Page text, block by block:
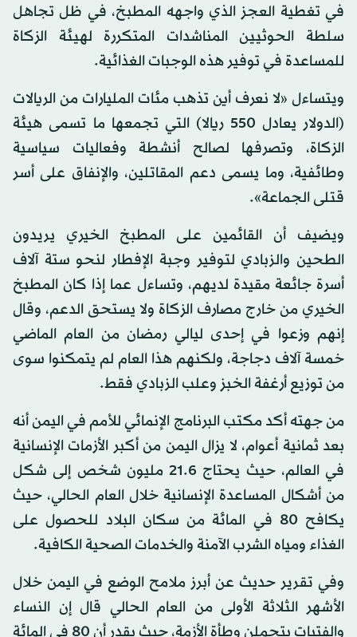
في تغطية العجز الذي واجهه المطبخ، في ظل تجاهل
سلطة الحوثيين المناشدات المتكررة لهيئة الزكاة
للمساعدة في توفير هذه الوجبات الغذائية.
ويتساءل «لا نعرف أين تذهب مئات المليارات من الريالات
(الدولار يعادل 550 ريالا) التي تجمعها ما تسمى هيئة
الزكاة، وتصرفها لصالح أنشطة وفعاليات سياسية
وطائفية، وما يسمى دعم المقاتلين، والإنفاق على أسر
قتلى الجماعة».
ويضيف أن القائمين على المطبخ الخيري يريدون
الطحين والزبادي لتوفير وجبة الإفطار لنحو ستة آلاف
أسرة جائعة مقيدة لديهم، وتساءل عما إذا كان المطبخ
الخيري من خارج مصارف الزكاة ولا يستحق الدعم، وقال
إنهم وزعوا في إحدى ليالي رمضان من العام الماضي
خمسة آلاف دجاجة، ولكنهم هذا العام لم يتمكنوا سوى
من توزيع أرغفة الخبز وعلب الزبادي فقط.
من جهته أكد مكتب البرنامج الإنمائي للأمم في اليمن أنه
بعد ثمانية أعوام، لا يزال اليمن من أكبر الأزمات الإنسانية
في العالم، حيث يحتاج 21.6 مليون شخص إلى شكل
من أشكال المساعدة الإنسانية خلال العام الحالي، حيث
يكافح 80 في المائة من سكان البلاد للحصول على
الغذاء ومياه الشرب الآمنة والخدمات الصحية الكافية.
وفي تقرير حديث عن أبرز ملامح الوضع في اليمن خلال
الأشهر الثلاثة الأولى من العام الحالي قال إن النساء
والفتيات يتحملن وطأة الأزمة، حيث يقدر أن 80 في المائة